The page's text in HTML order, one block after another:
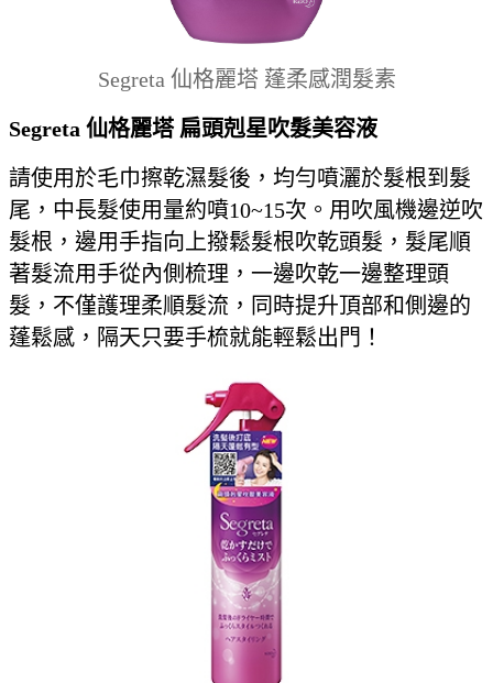
Segreta 仙格麗塔 蓬柔感潤髮素
Segreta 仙格麗塔 扁頭剋星吹髮美容液
請使用於毛巾擦乾濕髮後，均勻噴灑於髮根到髮
尾，中長髮使用量約噴10~15次。用吹風機邊逆吹
髮根，邊用手指向上撥鬆髮根吹乾頭髮，髮尾順
著髮流用手從內側梳理，一邊吹乾一邊整理頭
髮，不僅護理柔順髮流，同時提升頂部和側邊的
蓬鬆感，隔天只要手梳就能輕鬆出門！